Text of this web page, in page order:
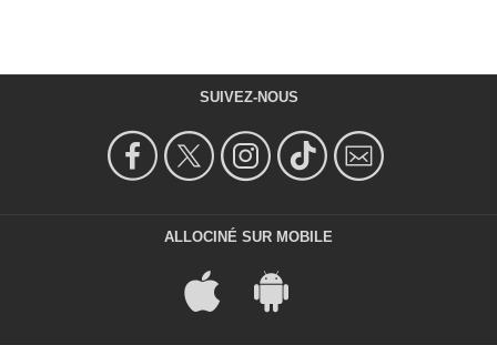
SUIVEZ-NOUS
ALLOCINÉ SUR MOBILE